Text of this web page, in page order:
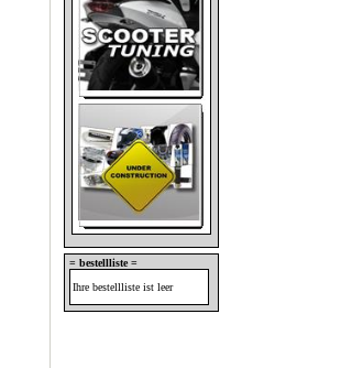
= bestellliste =
Ihre bestellliste ist leer